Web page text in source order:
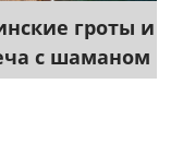
гроты и
с шаманом